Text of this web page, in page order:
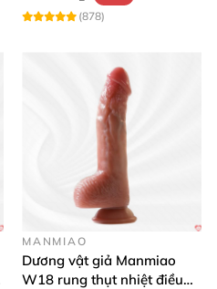
(878)
MANMIAO
Dương vật giả Manmiao
W18 rung thụt nhiệt điều